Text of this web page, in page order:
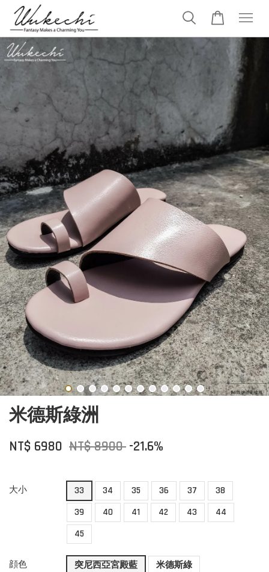
米德斯綠洲
NT$ 6980 NT$ 8900 -21.6%
大小 33 34 35 36 37
38
39
40 41 42 43
44
45
顔色 突尼西亞宮殿藍
米德斯綠